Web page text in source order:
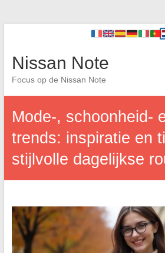
Nissan Note
Focus op de Nissan Note
Mode-, schoonheid-
trends: inspiratie en
stijlvolle dagelijkse